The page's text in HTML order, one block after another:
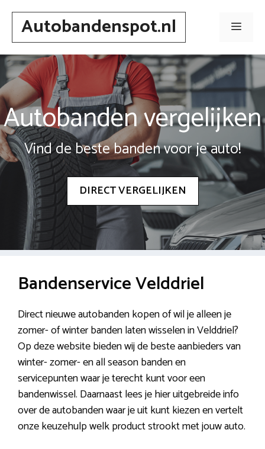
Spring
inhoudAutobandenspot.nl Menu
Autobanden vergelijken
Vind de beste banden voor je auto!
DIRECT VERGELIJKEN
Bandenservice Velddriel
Direct nieuwe autobanden kopen of wil je alleen je
zomer- of winter banden laten wisselen in Velddriel?
Op deze website bieden wij de beste aanbieders van
winter- zomer- en all season banden en
servicepunten waar je terecht kunt voor een
bandenwissel. Daarnaast lees je hier uitgebreide info
over de autobanden waar je uit kunt kiezen en vertelt
onze keuzehulp welk product strookt met jouw auto.